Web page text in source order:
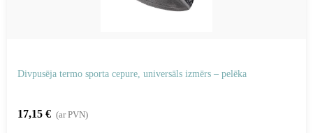
Divpusēja termo sporta cepure, universāls izmērs – pelēka
17,15 € (ar PVN)